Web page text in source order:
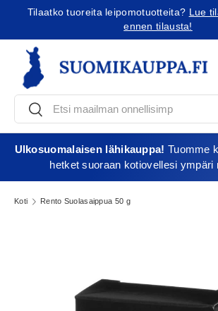
Tilaatko tuoreita leipomotuotteita? Lue
ennen tilausta!
EtsiEtsi
Ulkosuomalaisen lähikauppa! Tuomme
hetket suoraan kotiovellesi ympäri
Koti Rento Suolasaippua 50 g